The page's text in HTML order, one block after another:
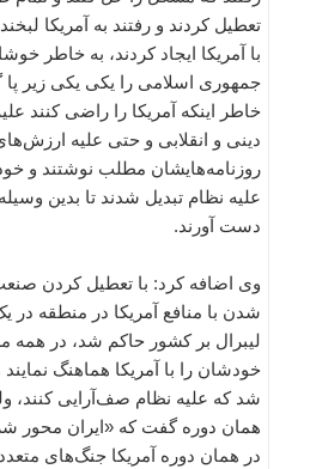
تعطیل کردند و رفتند به آمریکا
با آمریکا ایجاد کردند، به خاطر
جمهوری اسلامی را یکی یکی زیر پا
خاطر اینکه آمریکا را راضی کنند
دینی و انقلابی و حتی علیه
روزنامه‌هایشان مطلب نوشتند و
علیه نظام تبدیل شدند تا بدین
دست آورند.
وی اضافه کرد: با تعطیل کردن
شدن با منافع آمریکا در منطقه در
لیبرال بر کشور حاکم شد، در همه
خودشان را با آمریکا هماهنگ
شد که علیه نظام صف‌آرایی کنند،
همان دوره گفت که «ایران محور
در همان دوره آمریکا جنگ‌های